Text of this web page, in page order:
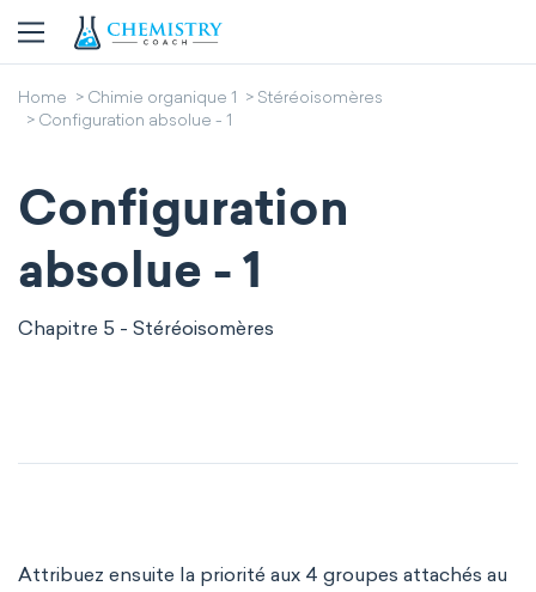
Home Chimie organique 1
Stéréoisomères
Configuration absolue - 1
Configuration
absolue - 1
Chapitre 5 - Stéréoisomères
Attribuez ensuite la priorité aux 4 groupes attachés au